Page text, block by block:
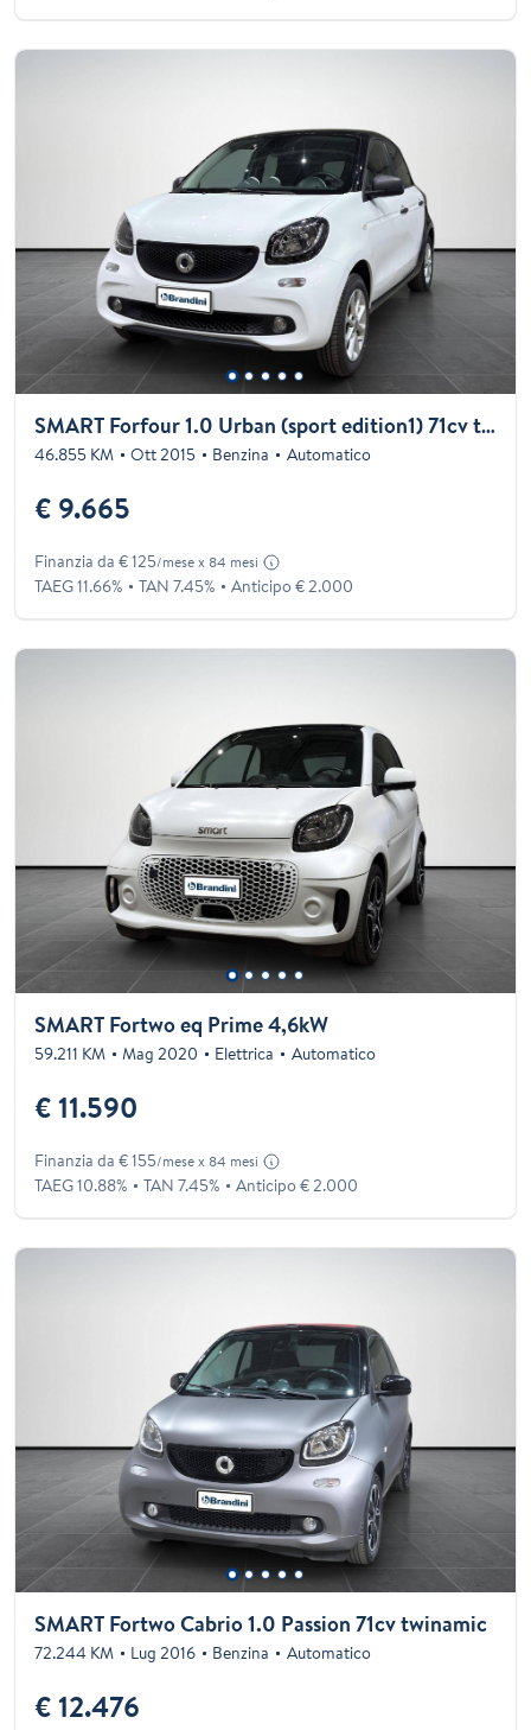
SMART Forfour 1.0 Urban (sport edition1) 71cv twinamic
46.855 KM Ott 2015 Benzina Automatico
€ 9.665
Finanzia da € 125/mese x 84 mesi
TAEG 11.66% TAN 7.45% Anticipo € 2.000
SMART Fortwo eq Prime 4,6kW
59.211 KM Mag 2020 Elettrica Automatico
€ 11.590
Finanzia da € 155/mese x 84 mesi
TAEG 10.88% TAN 7.45% Anticipo € 2.000
SMART Fortwo Cabrio 1.0 Passion 71cv twinamic
72.244 KM Lug 2016 Benzina Automatico
€ 12.476